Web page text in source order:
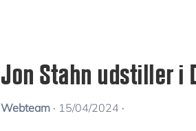
Jon Stahn udstiller i
Webteam · 15/04/2024 ·